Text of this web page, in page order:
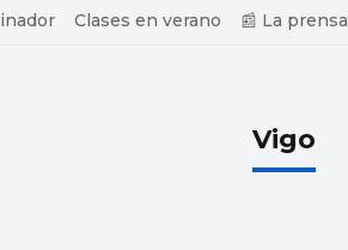
Clases en verano 📰 La prensa
Vigo